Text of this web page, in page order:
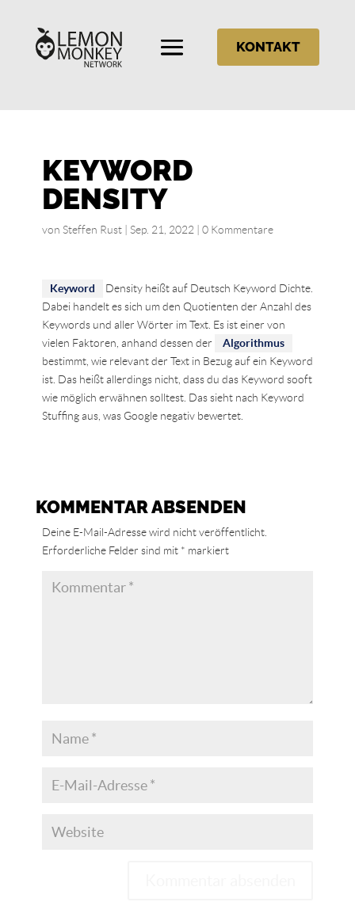
KONTAKT
KEYWORD
DENSITY
von Steffen Rust| Sep. 21, 2022 0 Kommentare
Keyword
Density heißt auf Deutsch Keyword Dichte.
Dabei handelt es sich um den Quotienten der Anzahl des
Keywords und aller Wörter im Text. Es ist einer von
vielen Faktoren, anhand dessen der
Algorithmus
bestimmt, wie relevant der Text in Bezug auf ein Keyword
ist. Das heißt allerdings nicht, dass du das Keyword sooft
wie möglich erwähnen solltest. Das sieht nach Keyword
Stuffing aus, was Google negativ bewertet.
KOMMENTAR ABSENDEN
Deine E-Mail-Adresse wird nicht veröffentlicht.
Erforderliche Felder sind mit * markiert